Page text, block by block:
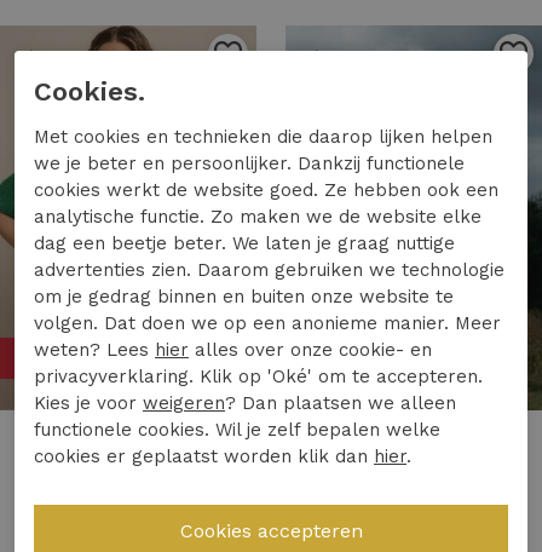
1/2
50%
Studio Anneloes
54,97109,95
1/2
50%
Maicazz
44,9989,99
Cookies.
Met cookies en technieken die daarop lijken helpen
we je beter en persoonlijker. Dankzij functionele
cookies werkt de website goed. Ze hebben ook een
analytische functie. Zo maken we de website elke
dag een beetje beter. We laten je graag nuttige
advertenties zien. Daarom gebruiken we technologie
om je gedrag binnen en buiten onze website te
volgen. Dat doen we op een anonieme manier. Meer
weten? Lees hier alles over onze cookie- en
privacyverklaring. Klik op 'Oké' om te accepteren.
Kies je voor weigeren? Dan plaatsen we alleen
functionele cookies. Wil je zelf bepalen welke
cookies er geplaatst worden klik dan hier.